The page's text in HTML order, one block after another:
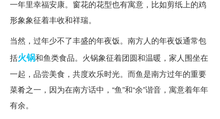
一年里幸福安康。窗花的花型也有寓意，比如剪纸上的鸡
形象象征着丰收和祥瑞。
当然，过年少不了丰盛的年夜饭。南方人的年夜饭通常包
括火锅和鱼类食品。火锅象征着团圆和温暖，家人围坐在
一起，品尝美食，共度欢乐时光。而鱼是南方过年的重要
菜肴之一，因为在南方话中，“鱼”和“余”谐音，寓意着年年
有余。